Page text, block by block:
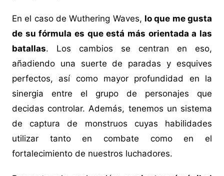
En el caso de Wuthering Waves, lo que me gusta
de su fórmula es que está más orientada a las
batallas. Los cambios se centran en eso,
añadiendo una suerte de paradas y esquives
perfectos, así como mayor profundidad en la
sinergia entre el grupo de personajes que
decidas controlar. Además, tenemos un sistema
de captura de monstruos cuyas habilidades
utilizar tanto en combate como en el
fortalecimiento de nuestros luchadores.